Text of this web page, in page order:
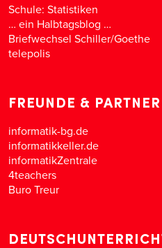
Schule: Statistiken
… ein Halbtagsblog …
Briefwechsel Schiller/Goethe
telepolis
FREUNDE & PARTNER
informatik-bg.de
informatikkeller.de
informatikZentrale
4teachers
Buro Treur